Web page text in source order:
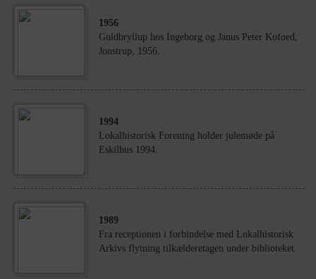
1956
Guldbryllup hos Ingeborg og Janus Peter Kofoed,
Jonstrup, 1956.
1994
Lokalhistorisk Forening holder julemøde på
Eskilhus 1994.
1989
Fra receptionen i forbindelse med Lokalhistorisk
Arkivs flytning tilkælderetagen under biblioteket.